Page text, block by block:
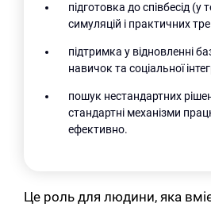
підготовка до співбесід (у
симуляцій і практичних
підтримка у відновленні
навичок та соціальної
пошук нестандартних
стандартні механізми
ефективно.
Це роль для людини, яка